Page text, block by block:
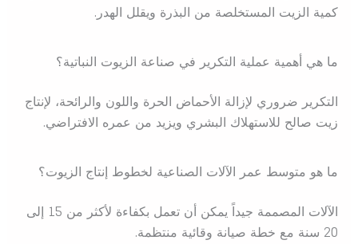
كمية الزيت المستخلصة من البذرة ويقلل الهدر.
ما هي أهمية عملية التكرير في صناعة الزيوت النباتية؟
التكرير ضروري لإزالة الأحماض الحرة واللون والرائحة، لإنتاج
زيت صالح للاستهلاك البشري ويزيد من عمره الافتراضي.
ما هو متوسط عمر الآلات الصناعية لخطوط إنتاج الزيوت؟
الآلات المصممة جيداً يمكن أن تعمل بكفاءة لأكثر من 15 إلى
20 سنة مع خطة صيانة وقائية منتظمة.